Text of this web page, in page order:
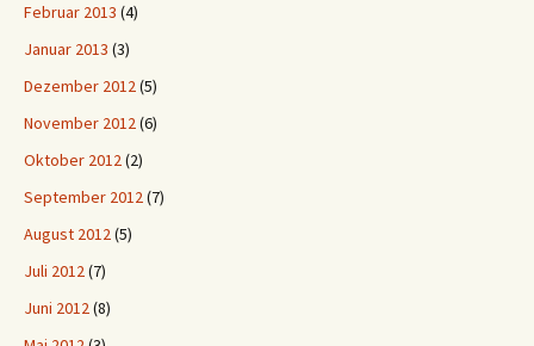
Februar 2013 (4)
Januar 2013 (3)
Dezember 2012(5)
November 2012(6)
Oktober 2012(2)
September 2012(7)
August 2012(5)
Juli 2012(7)
Juni 2012(8)